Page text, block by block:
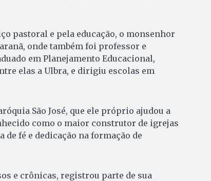
pastoral e pela educação, o monsenhor
onde também foi professor e
em Planejamento Educacional,
elas a Ulbra, e dirigiu escolas em
São José, que ele próprio ajudou a
como o maior construtor de igrejas
fé e dedicação na formação de
e crônicas, registrou parte de sua